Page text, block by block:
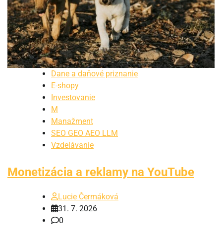
Dane a daňové priznanie
E-shopy
Investovanie
M
Manažment
SEO GEO AEO LLM
Vzdelávanie
Monetizácia a reklamy na YouTube
Lucie Čermáková
31. 7. 2026
0